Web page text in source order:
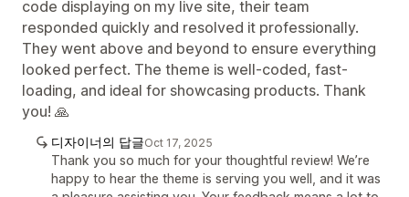
code displaying on my live site, their team
responded quickly and resolved it professionally.
They went above and beyond to ensure everything
looked perfect. The theme is well-coded, fast-
loading, and ideal for showcasing products. Thank
you! 🙏
디자이너의 답글Oct 17, 2025
Thank you so much for your thoughtful review! We’re
happy to hear the theme is serving you well, and it was